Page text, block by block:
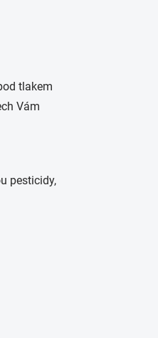
tlakem
Vám
pesticidy,